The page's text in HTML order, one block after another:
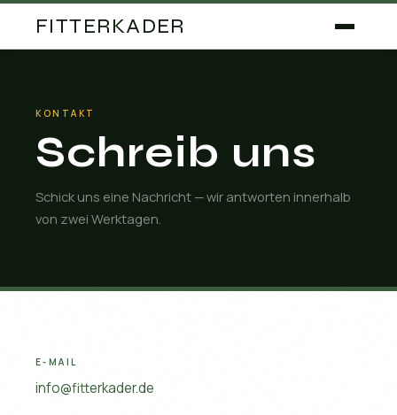
FITTERKADER
KONTAKT
Schreib uns
Schick uns eine Nachricht — wir antworten innerhalb
von zwei Werktagen.
E-MAIL
info@fitterkader.de